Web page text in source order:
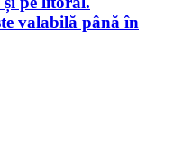
valabilă până în